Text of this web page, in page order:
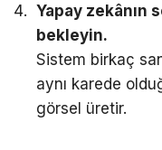
Yapay zekânın
bekleyin.
Sistem birkaç
aynı karede
görsel üretir.